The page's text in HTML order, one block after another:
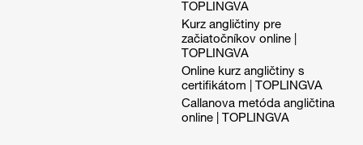
TOPLINGVA
Kurz angličtiny pre
začiatočníkov online |
TOPLINGVA
Online kurz angličtiny s
certifikátom | TOPLINGVA
Callanova metóda angličtina
online | TOPLINGVA